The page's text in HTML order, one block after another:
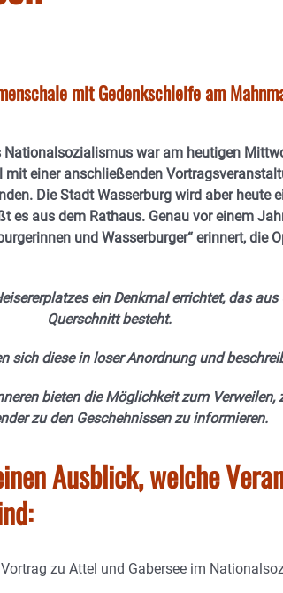
mit Gedenkschleife am
war am heutigen
einer anschließenden
Die Stadt Wasserburg wird aber heute
es aus dem Rathaus. Genau vor einem
und Wasserburger“ erinnert, die
ein Denkmal errichtet, das
Querschnitt besteht.
sich diese in loser Anordnung und
bieten die Möglichkeit zum
zu den Geschehnissen zu informieren.
Ausblick, welche
zu Attel und Gabersee im